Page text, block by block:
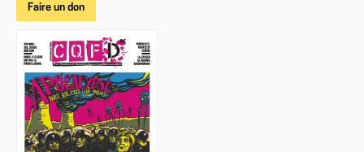
Faire un don